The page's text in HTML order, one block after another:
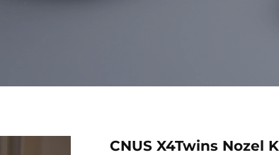
CNUS X4Twins Nozel